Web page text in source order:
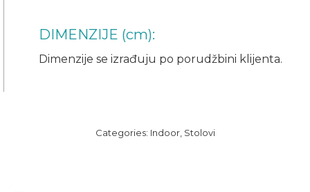
DIMENZIJE (cm):
Dimenzije se izrađuju po porudžbini klijenta.
Categories: Indoor, Stolovi